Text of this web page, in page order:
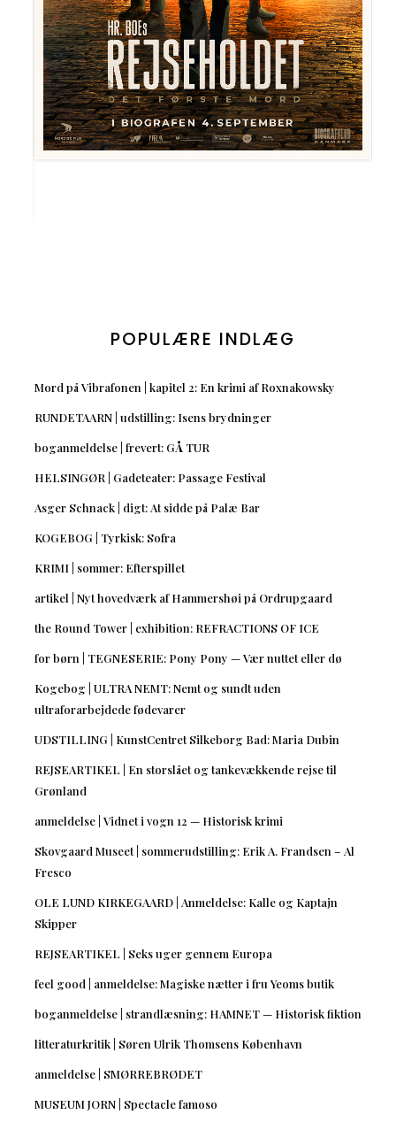
POPULÆRE INDLÆG
Mord på Vibrafonen | kapitel 2: En krimi af Roxnakowsky
RUNDETAARN | udstilling: Isens brydninger
boganmeldelse | frevert: GÅ TUR
HELSINGØR | Gadeteater: Passage Festival
Asger Schnack | digt: At sidde på Palæ Bar
KOGEBOG | Tyrkisk: Sofra
KRIMI | sommer: Efterspillet
artikel | Nyt hovedværk af Hammershøi på Ordrupgaard
the Round Tower | exhibition: REFRACTIONS OF ICE
for børn | TEGNESERIE: Pony Pony — Vær nuttet eller dø
Kogebog | ULTRA NEMT: Nemt og sundt uden
ultraforarbejdede fødevarer
UDSTILLING | KunstCentret Silkeborg Bad: Maria Dubin
REJSEARTIKEL | En storslået og tankevækkende rejse til
Grønland
anmeldelse | Vidnet i vogn 12 — Historisk krimi
Skovgaard Museet | sommerudstilling: Erik A. Frandsen – Al
Fresco
OLE LUND KIRKEGAARD | Anmeldelse: Kalle og Kaptajn
Skipper
REJSEARTIKEL | Seks uger gennem Europa
feel good | anmeldelse: Magiske nætter i fru Yeoms butik
boganmeldelse | strandlæsning: HAMNET — Historisk fiktion
litteraturkritik | Søren Ulrik Thomsens København
anmeldelse | SMØRREBRØDET
MUSEUM JORN | Spectacle famoso